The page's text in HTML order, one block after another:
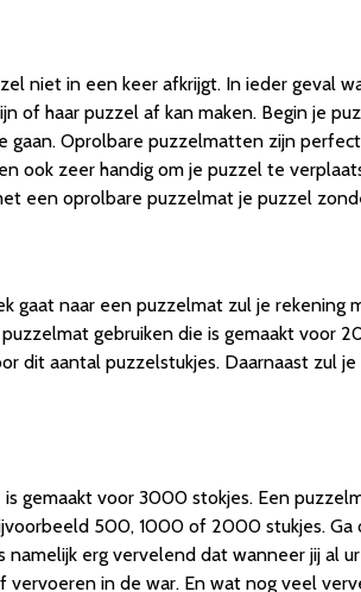
niet in een keer afkrijgt. In ieder geval
of haar puzzel af kan maken. Begin je
Oprolbare puzzelmatten zijn
ook zeer handig om je puzzel te
een oprolbare puzzelmat je puzzel
gaat naar een puzzelmat zul je
gebruiken die is gemaakt voor
dit aantal puzzelstukjes. Daarnaast zul
gemaakt voor 3000 stokjes. Een
500, 1000 of 2000 stukjes.
erg vervelend dat wanneer jij al
in de war. En wat nog veel